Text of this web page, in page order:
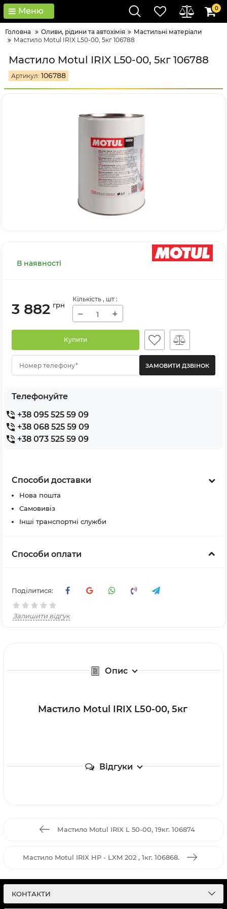
Меню 0
Головна Оливи, рідини та автохімія
Мастильні матеріали
Мастило Motul IRIX L50-00, 5кг 106788
Мастило Motul IRIX L50-00, 5кг 106788
Артикул: 106788
В наявності
3 882 грн
Кількість , шт :
− +
Купити
Номер телефону*
Телефонуйте
+38 095 525 59 09
+38 068 525 59 09
+38 073 525 59 09
Способи доставки
Нова пошта
Самовивіз
Інші транспортні служби
Способи оплати
Поділитися:
Залишити відгук
Опис
Мастило Motul IRIX L50-00, 5кг
Відгуки
Мастило Motul IRIX L 50-00, 19кг. 106874
Мастило Motul IRIX HP - LXM 202 , 1кг. 106868.
КОНТАКТИ